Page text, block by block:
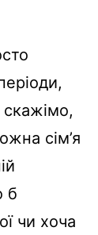
скажімо,
сім’я
б
чи хоча